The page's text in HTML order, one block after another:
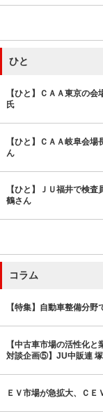
ひと
【ひと】ＣＡＡ東京の
氏
【ひと】ＣＡＡ岐阜会
ん
【ひと】ＪＵ福井で検
鶴さん
コラム
【特集】自動車整備分
【中古車市場の活性化
対談企画⑤】JU中販連
ＥＶ市場が急拡大、ＣＥ